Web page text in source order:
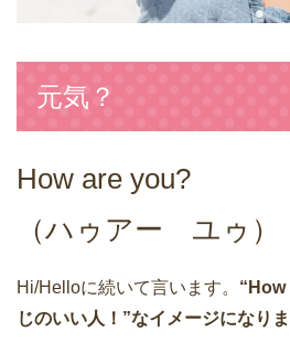
元気？
How are you?
（ハゥアー ユゥ）
Hi/Helloに続いて言います。 “How
じのいい人！”なイメージになり